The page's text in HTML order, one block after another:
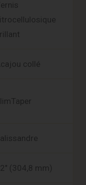
collé
(304,8 mm)